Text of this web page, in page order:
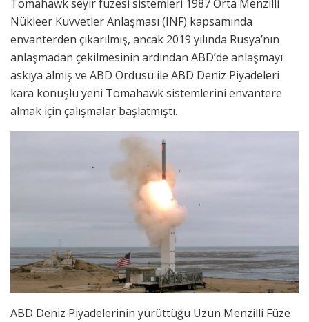
Tomahawk seyir füzesi sistemleri 1987 Orta Menzilli
Nükleer Kuvvetler Anlaşması (INF) kapsamında
envanterden çıkarılmış, ancak 2019 yılında Rusya’nın
anlaşmadan çekilmesinin ardından ABD’de anlaşmayı
askıya almış ve ABD Ordusu ile ABD Deniz Piyadeleri
kara konuşlu yeni Tomahawk sistemlerini envantere
almak için çalışmalar başlatmıştı.
ABD Deniz Piyadelerinin yürüttüğü Uzun Menzilli Füze